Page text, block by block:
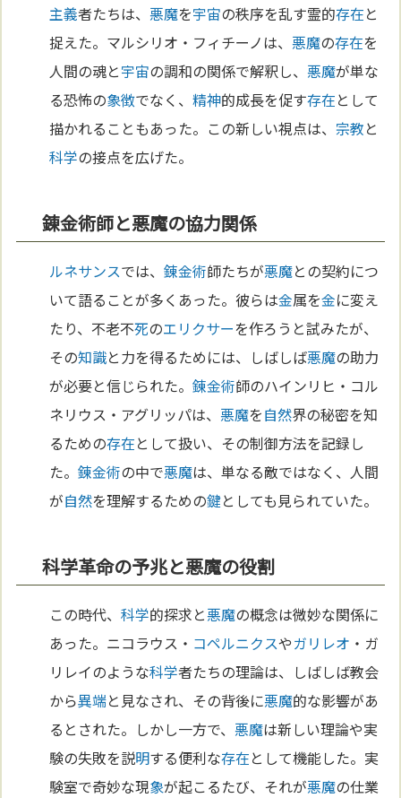
主義者たちは、悪魔を宇宙の秩序を乱す霊的存在と
捉えた。マルシリオ・フィチーノは、悪魔の存在を
人間の魂と宇宙の調和の関係で解釈し、悪魔が単な
る恐怖の象徴でなく、精神的成長を促す存在として
描かれることもあった。この新しい視点は、 宗教と
科学の接点を広げた。
錬金術師と悪魔の協力関係
ルネサンスでは、錬金術師たちが悪魔との契約につ
いて語ることが多くあった。彼らは金属を金に変え
たり、不老不死のエリクサーを作ろうと試みたが、
その知識と力を得るためには、しばしば悪魔の助力
が必要と信じられた。錬金術師のハインリヒ・コル
ネリウス・アグリッパは、悪魔を自然界の秘密を知
るための存在として扱い、その制御方法を記録し
た。錬金術の中で悪魔は、単なる敵ではなく、人間
が自然を理解するための鍵としても見られていた。
科学革命の予兆と悪魔の役割
この時代、科学的探求と悪魔の概念は微妙な関係に
あった。ニコラウス・ コペルニクスやガリレオ ・ガ
リレイのような科学者たちの理論は、しばしば教会
から異端と見なされ、その背後に悪魔的な影響があ
るとされた。しかし一方で、悪魔は新しい理論や実
験の失敗を説明する便利な存在として機能した。実
験室で奇妙な現象が起こるたび、それが悪魔の仕業